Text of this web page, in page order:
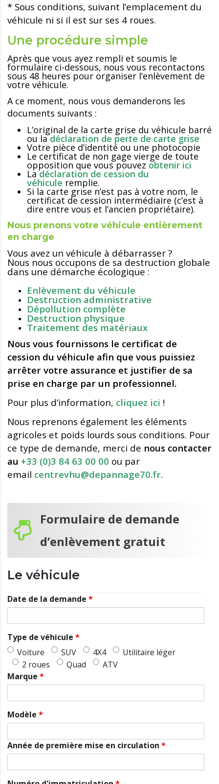
* Sous conditions, suivant l’emplacement du
véhicule ni si il est sur ses 4 roues.
Une procédure simple
Après que vous ayez rempli et soumis le
formulaire ci-dessous, nous vous recontactons
sous 48 heures pour organiser l’enlèvement de
votre véhicule.
A ce moment, nous vous demanderons les
documents suivants :
L’original de la carte grise du véhicule barré
ou ladéclaration de perte de carte grise
Votre pièce d’identité ou une photocopie
Le certificat de non gage vierge de toute
opposition que vous pouvez obtenir ici
La déclaration de cession du
véhicule remplie.
Si la carte grise n’est pas à votre nom, le
certificat de cession intermédiaire (c’est à
dire entre vous et l’ancien propriétaire).
Nous prenons votre véhicule entièrement
en charge
Vous avez un véhicule à débarrasser ?
Nous nous occupons de sa destruction globale
dans une démarche écologique :
Enlèvement du véhicule
Destruction administrative
Dépollution complète
Destruction physique
Traitement des matériaux
Nous vous fournissons le certificat de
cession du véhicule afin que vous puissiez
arrêter votre assurance et justifier de sa
prise en charge par un professionnel.
Pour plus d’information, cliquez ici !
Nous reprenons également les éléments
agricoles et poids lourds sous conditions. Pour
ce type de demande, merci de nous contacter
au +33 (0)3 84 63 00 00 ou par
email centrevhu@depannage70.fr.
Formulaire de demande
d’enlèvement gratuit
Le véhicule
Date de la demande *
Type de véhicule *
Voiture
SUV 4X4
Utilitaire léger
2 roues
Quad
ATV
Marque *
Modèle *
Année de première mise en circulation *